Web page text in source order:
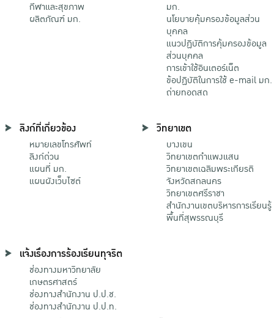
กีฬาและสุขภาพ
ผลิตภัณฑ์ มก.
มก.
นโยบายคุ้มครองข้อมูลส่วน
บุคคล
แนวปฏิบัติการคุ้มครองข้อมูล
ส่วนบุคคล
การเข้าใช้อินเตอร์เน็ต
ข้อปฏิบัติในการใช้ e-mail มก.
ถ่ายทอดสด
ลิงก์ที่เกี่ยวข้อง
หมายเลขโทรศัพท์
ลิงก์ด่วน
แผนที่ มก.
แผนผังเว็บไซต์
วิทยาเขต
บางเขน
วิทยาเขตกําแพงแสน
วิทยาเขตเฉลิมพระเกียรติ
จังหวัดสกลนคร
วิทยาเขตศรีราชา
สำนักงานเขตบริหารการเรียนรู้
พื้นที่สุพรรณบุรี
แจ้งเรื่องการร้องเรียนทุจริต
ช่องทางมหาวิทยาลัย
เกษตรศาสตร์
ช่องทางสำนักงาน ป.ป.ช.
ช่องทางสำนักงาน ป.ป.ท.